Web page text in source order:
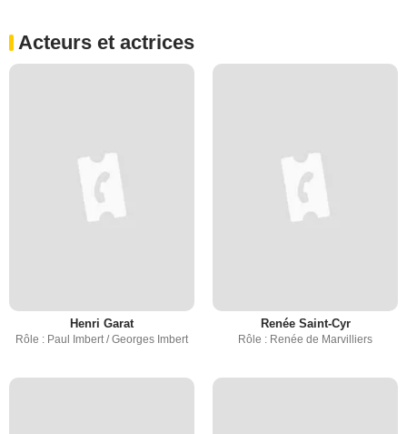
Acteurs et actrices
Henri Garat
Rôle : Paul Imbert / Georges Imbert
Renée Saint-Cyr
Rôle : Renée de Marvilliers